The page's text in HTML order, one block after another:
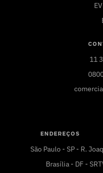
11
ENDEREÇOS
São Paulo - SP - R.
Brasília - DF -